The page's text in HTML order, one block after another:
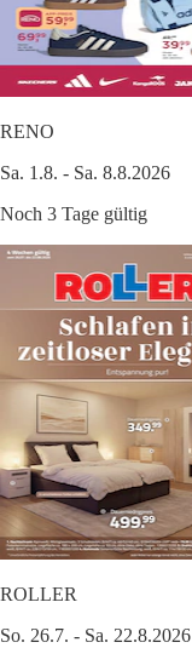
RENO
Sa. 1.8. - Sa. 8.8.2026
Noch 3 Tage gültig
ROLLER
So. 26.7. - Sa. 22.8.2026